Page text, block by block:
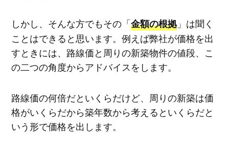
しかし、そんな方でもその「金額の根拠」は聞く
ことはできると思います。例えば弊社が価格を出
すときには、路線価と周りの新築物件の値段、こ
の二つの角度からアドバイスをします。
路線価の何倍だといくらだけど、周りの新築は価
格がいくらだから築年数から考えるといくらだと
いう形で価格を出します。